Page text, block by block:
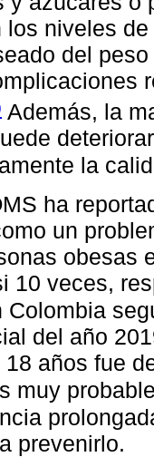
niveles
del
Además, la
la
ha
un
obesas
10 veces,
Colombia
del año
años fue
muy
prevenirlo.